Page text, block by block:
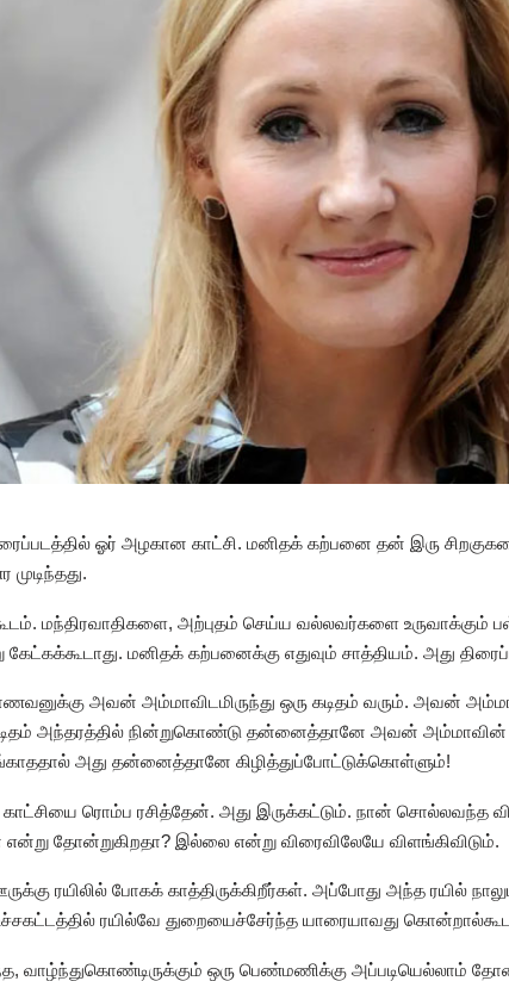
ஓர் அழகான காட்சி. மனிதக் கற்பனை தன் இரு
மந்திரவாதிகளை, அற்புதம் செய்ய வல்லவர்களை
மனிதக் கற்பனைக்கு எதுவும் சாத்தியம். அது
அவன் அம்மாவிடமிருந்து ஒரு கடிதம் வரும். அவன்
அந்தரத்தில் நின்றுகொண்டு தன்னைத்தானே அவன் அம்மாவின்
அது தன்னைத்தானே கிழித்துப்போட்டுக்கொள்ளும்!
ரொம்ப ரசித்தேன். அது இருக்கட்டும். நான் சொல்லவந்த
தோன்றுகிறதா? இல்லை என்று விரைவிலேயே விளங்கிவிடும்.
ரயிலில் போகக் காத்திருக்கிறீர்கள். அப்போது அந்த ரயில்
உச்சகட்டத்தில் ரயில்வே துறையைச்சேர்ந்த யாரையாவது
வாழ்ந்துகொண்டிருக்கும் ஒரு பெண்மணிக்கு அப்படியெல்லாம்